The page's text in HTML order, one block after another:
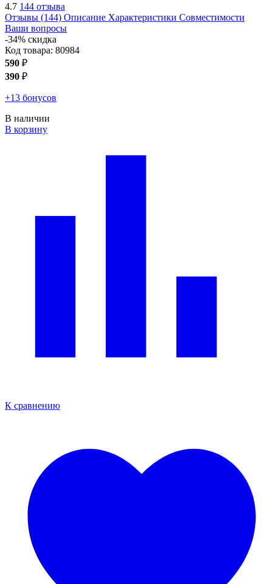
4.7 144 отзыва
Отзывы (144) Описание Характеристики Совместимости
Ваши вопросы
-34% скидка
Код товара: 80984
590 ₽
390 ₽
+13 бонусов
В наличии
В корзину
К сравнению